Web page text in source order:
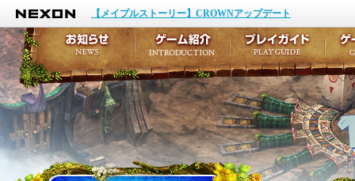
NEXON
【メイプルストーリー】CROWNアップデート
お知らせ
イベント
アップデート
メンテナンス
ゲーム紹介
キャラクター作成
テイルズ初級者講座
ここだけは知ってお